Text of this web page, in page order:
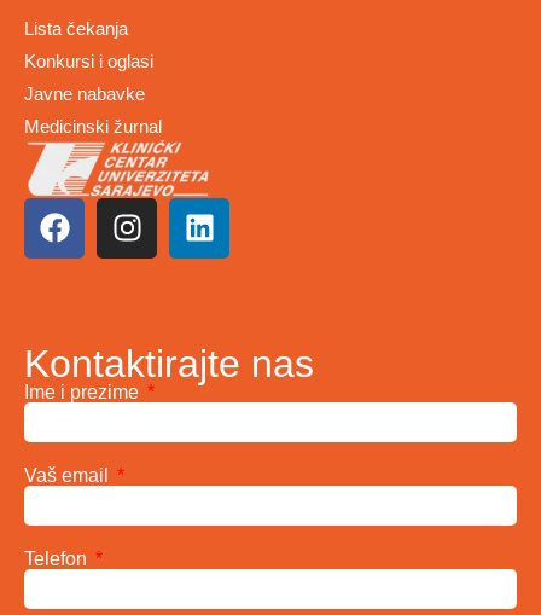
Lista čekanja
Konkursi i oglasi
Javne nabavke
Medicinski žurnal
Kontaktirajte nas
Ime i prezime
Vaš email
Telefon